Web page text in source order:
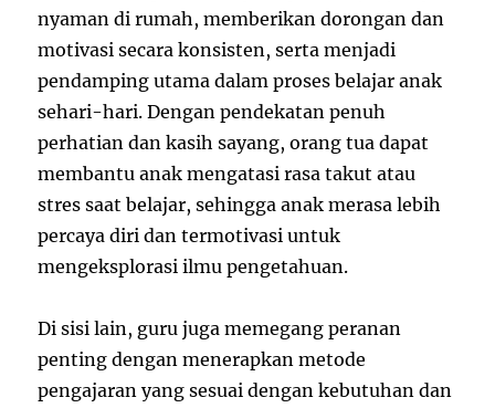
nyaman di rumah, memberikan dorongan dan
motivasi secara konsisten, serta menjadi
pendamping utama dalam proses belajar anak
sehari-hari. Dengan pendekatan penuh
perhatian dan kasih sayang, orang tua dapat
membantu anak mengatasi rasa takut atau
stres saat belajar, sehingga anak merasa lebih
percaya diri dan termotivasi untuk
mengeksplorasi ilmu pengetahuan.
Di sisi lain, guru juga memegang peranan
penting dengan menerapkan metode
pengajaran yang sesuai dengan kebutuhan dan